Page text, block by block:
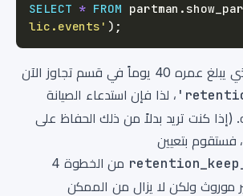
SELECT * FROM partman .
lic.events' ) ;
في قسم تجاوز الآن
، لذا فإن استدعاء الصيانة
(إذا كنت تريد بدلاً من ذلك الحفاظ على
فستقوم بتعيين
من الخطوة 4
موروث ولكن لا يزال من الممكن